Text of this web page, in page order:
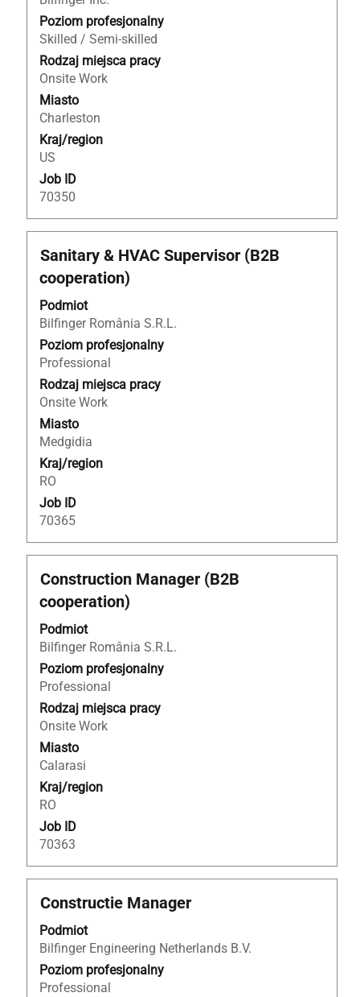
Poziom profesjonalny
Skilled / Semi-skilled
Rodzaj miejsca pracy
Onsite Work
Miasto
Charleston
Kraj/region
US
Job ID
70350
spacji,
aby
wyświetlić
pełną
treść
danych
oferty
pracy.
Tytuł
Sanitary & HVAC Supervisor (B2B
cooperation)
Podmiot
Bilfinger România S.R.L.
Poziom profesjonalny
Professional
Rodzaj miejsca pracy
Onsite Work
Miasto
Medgidia
Kraj/region
RO
Job ID
70365
Zaznacz
pomocą
spacji,
aby
wyświetlić
pełną
treść
danych
oferty
pracy.
Tytuł
Construction Manager (B2B
cooperation)
Podmiot
Bilfinger România S.R.L.
Poziom profesjonalny
Professional
Rodzaj miejsca pracy
Onsite Work
Miasto
Calarasi
Kraj/region
RO
Job ID
70363
Zaznacz
pomocą
spacji,
aby
wyświetlić
pełną
treść
danych
oferty
pracy.
Tytuł
Constructie Manager
Podmiot
Bilfinger Engineering Netherlands B.V.
Poziom profesjonalny
Professional
Zaznacz
pomocą
spacji,
aby
wyświetlić